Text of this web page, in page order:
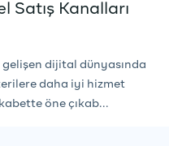
Satış Kanalları
gelişen dijital dünyasında
daha iyi hizmet
öne çıkab...